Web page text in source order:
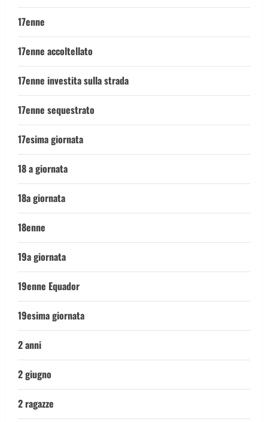
17enne
17enne accoltellato
17enne investita sulla strada
17enne sequestrato
17esima giornata
18 a giornata
18a giornata
18enne
19a giornata
19enne Equador
19esima giornata
2 anni
2 giugno
2 ragazze